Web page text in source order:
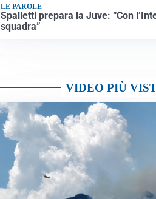
LE PAROLE
Spalletti prepara la Juve: “Con
squadra”
VIDEO PIÙ